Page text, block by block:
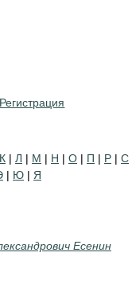
Регистрация
К | Л | М | Н | О | П | Р | С
| Ю | Я
Есенин